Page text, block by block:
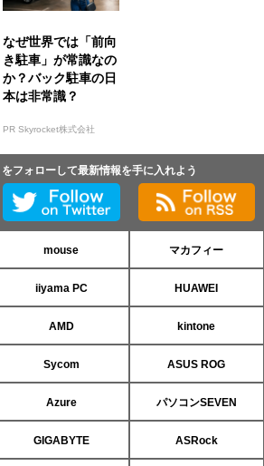
なぜ世界では「前向
き駐車」が常識なの
か？バック駐車の日
本は非常識？
PR Skyrocket株式会社
フォローして最新情報を手に入れよう
mouse マカフィー
iiyama PC HUAWEI
AMD kintone
Sycom ASUS ROG
Azure パソコンSEVEN
GIGABYTE ASRock